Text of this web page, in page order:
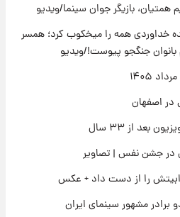
اجرای کامل تفاهم‌نامه اسلام‌آباد،
همتیان، بازیگر جوان سینما/ویدیو
خداوردی همه را میخکوب کرد؛ همسر
بانوان جنگجو پیوست!/ویدیو
اصفهان
بعد از ۳۳ سال
در جشن نفس | تصاویر
را از دست داد + عکس
برادر مشهور سینمای ایران